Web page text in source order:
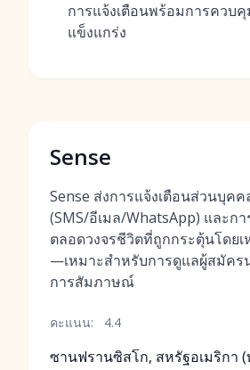
การแจ้งเตือนพร้อมการควบคุ
แข็งแกร่ง
Sense
Sense ส่งการแจ้งเตือนส่วนบุค
(SMS/อีเมล/WhatsApp) และก
ตลอดวงจรชีวิตที่ถูกกระตุ้นโดย
—เหมาะสำหรับการดูแลผู้สมัคร
การสัมภาษณ์
คะแนน: 4.4
ซานฟรานซิสโก, สหรัฐอเมริกา